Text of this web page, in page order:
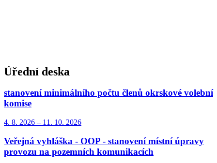
Úřední deska
stanovení minimálního počtu členů okrskové volební
komise
4. 8. 2026 – 11. 10. 2026
Veřejná vyhláška - OOP - stanovení místní úpravy
provozu na pozemních komunikacích